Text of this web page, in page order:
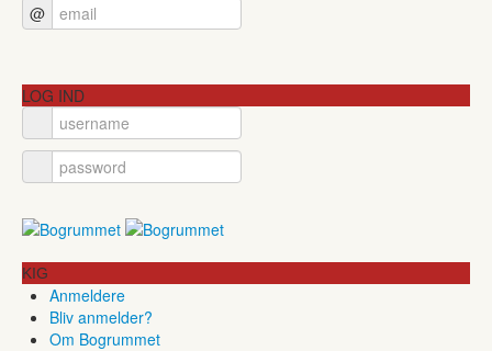
@
LOG IND
KIG
Anmeldere
Bliv anmelder?
Om Bogrummet